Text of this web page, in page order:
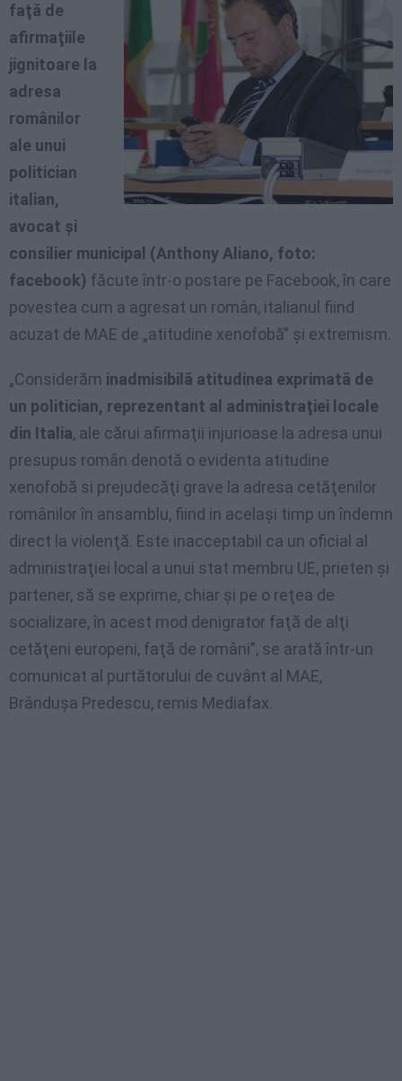
faţă de
afirmaţiile
jignitoare la
adresa
românilor
ale unui
politician
italian,
avocat şi
consilier municipal (Anthony Aliano, foto:
facebook) făcute într-o postare pe Facebook, în care
povestea cum a agresat un român, italianul fiind
acuzat de MAE de „atitudine xenofobă” şi extremism.
„Considerăm inadmisibilă atitudinea exprimată de
un politician, reprezentant al administraţiei locale
din Italia, ale cărui afirmaţii injurioase la adresa unui
presupus român denotă o evidenta atitudine
xenofobă si prejudecăţi grave la adresa cetăţenilor
românilor în ansamblu, fiind in acelaşi timp un îndemn
direct la violenţă. Este inacceptabil ca un oficial al
administraţiei local a unui stat membru UE, prieten şi
partener, să se exprime, chiar şi pe o reţea de
socializare, în acest mod denigrator faţă de alţi
cetăţeni europeni, faţă de români”, se arată într-un
comunicat al purtătorului de cuvânt al MAE,
Brânduşa Predescu, remis Mediafax.